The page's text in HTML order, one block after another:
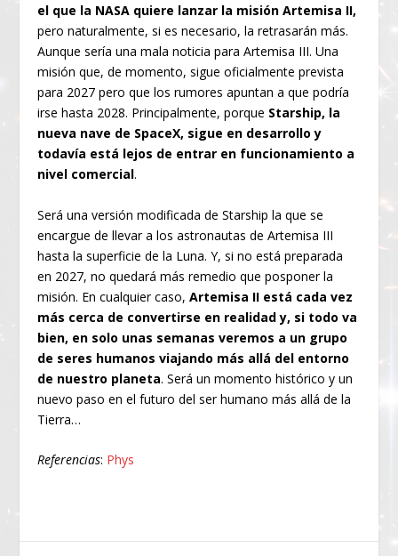
el que la NASA quiere lanzar la misión Artemisa II,
pero naturalmente, si es necesario, la retrasarán más.
Aunque sería una mala noticia para Artemisa III. Una
misión que, de momento, sigue oficialmente prevista
para 2027 pero que los rumores apuntan a que podría
irse hasta 2028. Principalmente, porque Starship, la
nueva nave de SpaceX, sigue en desarrollo y
todavía está lejos de entrar en funcionamiento a
nivel comercial.
Será una versión modificada de Starship la que se
encargue de llevar a los astronautas de Artemisa III
hasta la superficie de la Luna. Y, si no está preparada
en 2027, no quedará más remedio que posponer la
misión. En cualquier caso,Artemisa II está cada vez
más cerca de convertirse en realidad y, si todo va
bien, en solo unas semanas veremos a un grupo
de seres humanos viajando más allá del entorno
de nuestro planeta. Será un momento histórico y un
nuevo paso en el futuro del ser humano más allá de la
Tierra…
Referencias: Phys